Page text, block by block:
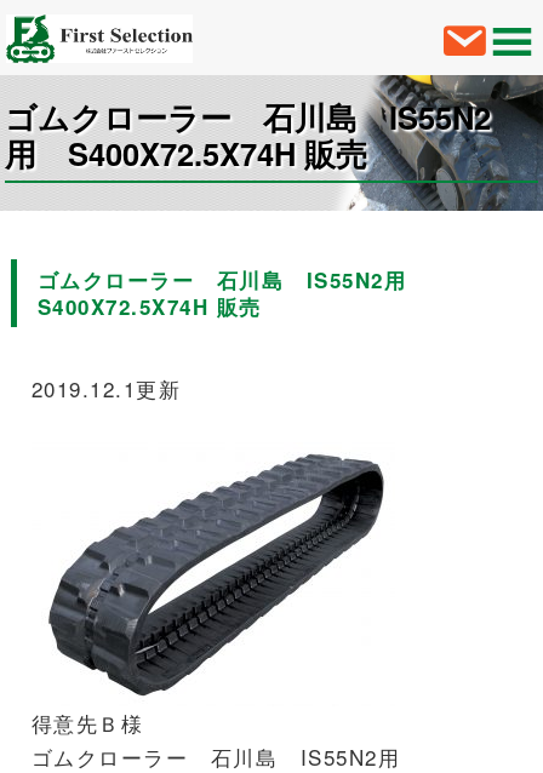
ゴムクローラー 石川島 IS55N2
用 S400X72.5X74H 販売
ゴムクローラー 石川島 IS55N2用
S400X72.5X74H 販売
2019.12.1更新
得意先Ｂ様
ゴムクローラー 石川島 IS55N2用